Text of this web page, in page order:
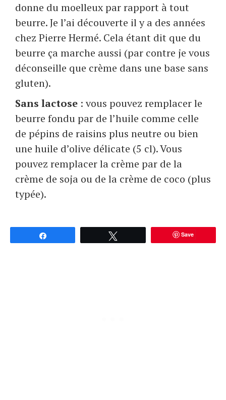
donne du moelleux par rapport à tout
beurre. Je l’ai découverte il y a des années
chez Pierre Hermé. Cela étant dit que du
beurre ça marche aussi (par contre je vous
déconseille que crème dans une base sans
gluten).
Sans lactose : vous pouvez remplacer le
beurre fondu par de l’huile comme celle
de pépins de raisins plus neutre ou bien
une huile d’olive délicate (5 cl). Vous
pouvez remplacer la crème par de la
crème de soja ou de la crème de coco (plus
typée).
Save